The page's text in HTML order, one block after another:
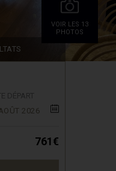
VOIR LES 13
PHOTOS
2026
761€